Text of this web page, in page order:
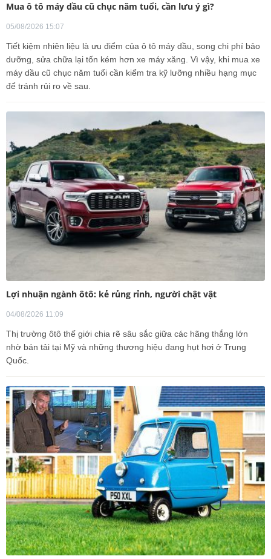
Mua ô tô máy dầu cũ chục năm tuổi, cần lưu ý gì?
05/08/2026 15:07
Tiết kiệm nhiên liệu là ưu điểm của ô tô máy dầu, song chi phí bảo
dưỡng, sửa chữa lại tốn kém hơn xe máy xăng. Vì vậy, khi mua xe
máy dầu cũ chục năm tuổi cần kiểm tra kỹ lưỡng nhiều hạng mục
để tránh rủi ro về sau.
Lợi nhuận ngành ôtô: kẻ rủng rỉnh, người chật vật
04/08/2026 11:09
Thị trường ôtô thế giới chia rẽ sâu sắc giữa các hãng thắng lớn
nhờ bán tải tại Mỹ và những thương hiệu đang hụt hơi ở Trung
Quốc.